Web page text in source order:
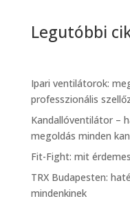
Legutóbbi
Ipari ventilátorok:
professzionális
Kandallóventilátor –
megoldás minden
Fit-Fight: mit
TRX Budapesten:
mindenkinek